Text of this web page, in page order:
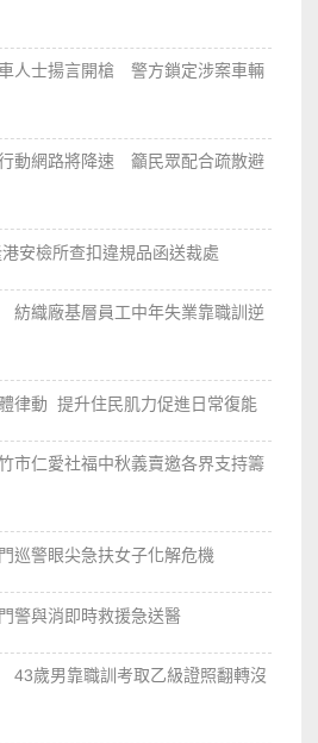
人士揚言開槍 警方鎖定涉案車輛
動網路將降速 籲民眾配合疏散避
安檢所查扣違規品函送裁處
織廠基層員工中年失業靠職訓逆
律動 提升住民肌力促進日常復能
市仁愛社福中秋義賣邀各界支持籌
巡警眼尖急扶女子化解危機
警與消即時救援急送醫
43歲男靠職訓考取乙級證照翻轉沒